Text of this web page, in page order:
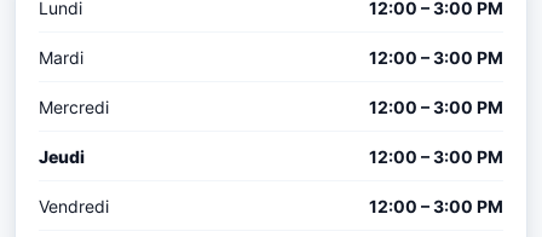
Lundi 12:00 – 3:00 PM
Mardi 12:00 – 3:00 PM
Mercredi 12:00 – 3:00 PM
Jeudi 12:00 – 3:00 PM
Vendredi 12:00 – 3:00 PM